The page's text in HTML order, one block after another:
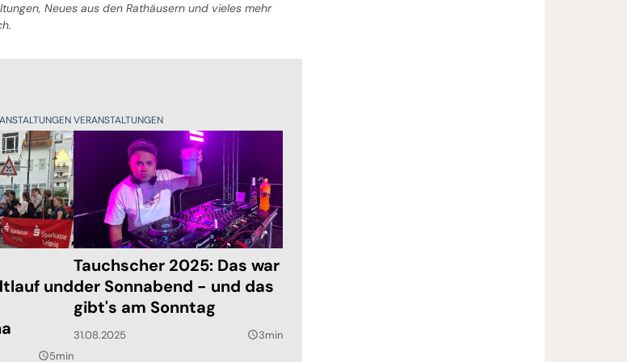
Neues aus den Rathäusern und vieles mehr
und
query_builder5min
VERANSTALTUNGEN
Tauchscher 2025: Das war
der Sonnabend - und das
gibt's am Sonntag
31.08.2025 query_builder3min